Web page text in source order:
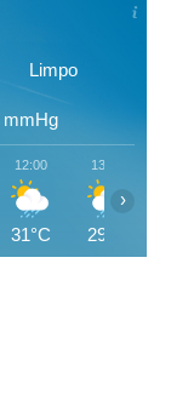
Limpo
mmHg
12:00
31°C
13:00
29°C
›